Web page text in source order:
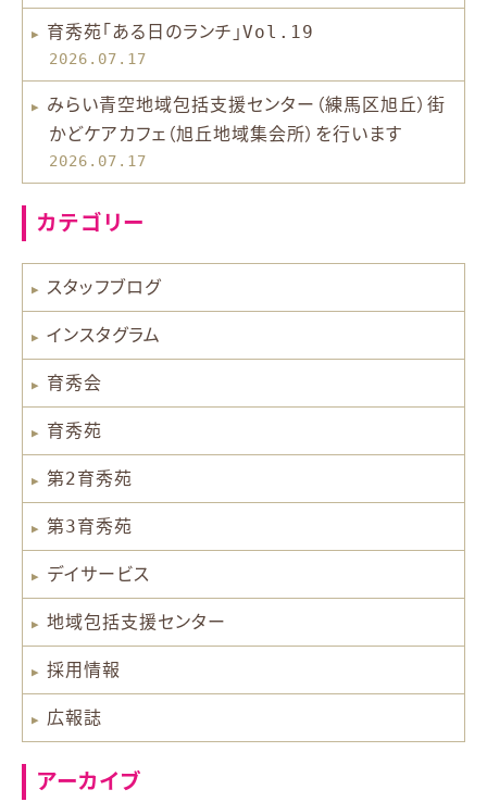
育秀苑「ある日のランチ」Vol.19
2026.07.17
みらい青空地域包括支援センター（練馬区旭丘）街
かどケアカフェ（旭丘地域集会所）を行います
2026.07.17
カテゴリー
スタッフブログ
インスタグラム
育秀会
育秀苑
第2育秀苑
第3育秀苑
デイサービス
地域包括支援センター
採用情報
広報誌
アーカイブ